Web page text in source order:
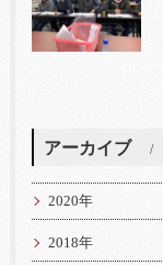
アーカイブ
2020年
2018年